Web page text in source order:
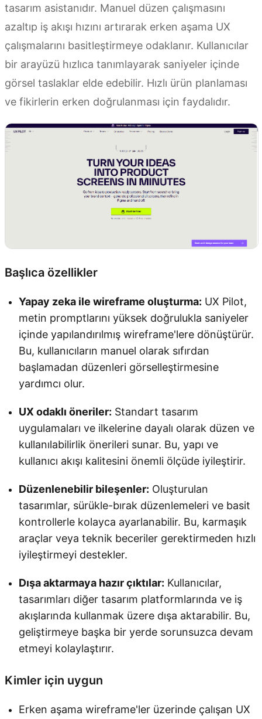
tasarım asistanıdır. Manuel düzen çalışmasını
azaltıp iş akışı hızını artırarak erken aşama UX
çalışmalarını basitleştirmeye odaklanır. Kullanıcılar
bir arayüzü hızlıca tanımlayarak saniyeler içinde
görsel taslaklar elde edebilir. Hızlı ürün planlaması
ve fikirlerin erken doğrulanması için faydalıdır.
Başlıca özellikler
Yapay zeka ile wireframe oluşturma: UX Pilot,
metin promptlarını yüksek doğrulukla saniyeler
içinde yapılandırılmış wireframe'lere dönüştürür.
Bu, kullanıcıların manuel olarak sıfırdan
başlamadan düzenleri görselleştirmesine
yardımcı olur.
UX odaklı öneriler: Standart tasarım
uygulamaları ve ilkelerine dayalı olarak düzen ve
kullanılabilirlik önerileri sunar. Bu, yapı ve
kullanıcı akışı kalitesini önemli ölçüde iyileştirir.
Düzenlenebilir bileşenler: Oluşturulan
tasarımlar, sürükle-bırak düzenlemeleri ve basit
kontrollerle kolayca ayarlanabilir. Bu, karmaşık
araçlar veya teknik beceriler gerektirmeden hızlı
iyileştirmeyi destekler.
Dışa aktarmaya hazır çıktılar: Kullanıcılar,
tasarımları diğer tasarım platformlarında ve iş
akışlarında kullanmak üzere dışa aktarabilir. Bu,
geliştirmeye başka bir yerde sorunsuzca devam
etmeyi kolaylaştırır.
Kimler için uygun
Erken aşama wireframe'ler üzerinde çalışan UX